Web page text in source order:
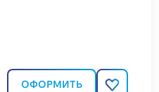
ОФОРМИТЬ